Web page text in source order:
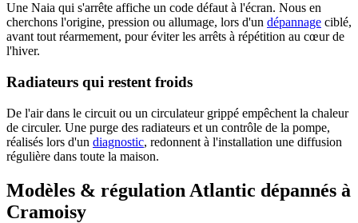
Une Naia qui s'arrête affiche un code défaut à l'écran. Nous en
cherchons l'origine, pression ou allumage, lors d'un dépannage ciblé,
avant tout réarmement, pour éviter les arrêts à répétition au cœur de
l'hiver.
Radiateurs qui restent froids
De l'air dans le circuit ou un circulateur grippé empêchent la chaleur
de circuler. Une purge des radiateurs et un contrôle de la pompe,
réalisés lors d'un diagnostic, redonnent à l'installation une diffusion
régulière dans toute la maison.
Modèles & régulation Atlantic dépannés à
Cramoisy